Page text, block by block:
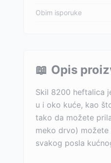
Obim isporuke
📖 Opis
Skil 8200 heftalica
u i oko kuće, kao
tako da možete
meko drvo) možete
svakog posla